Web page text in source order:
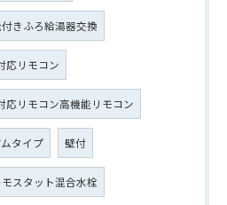
きふろ給湯器交換
応リモコン
応リモコン高機能リモコン
タイプ 壁付
スタット混合水栓